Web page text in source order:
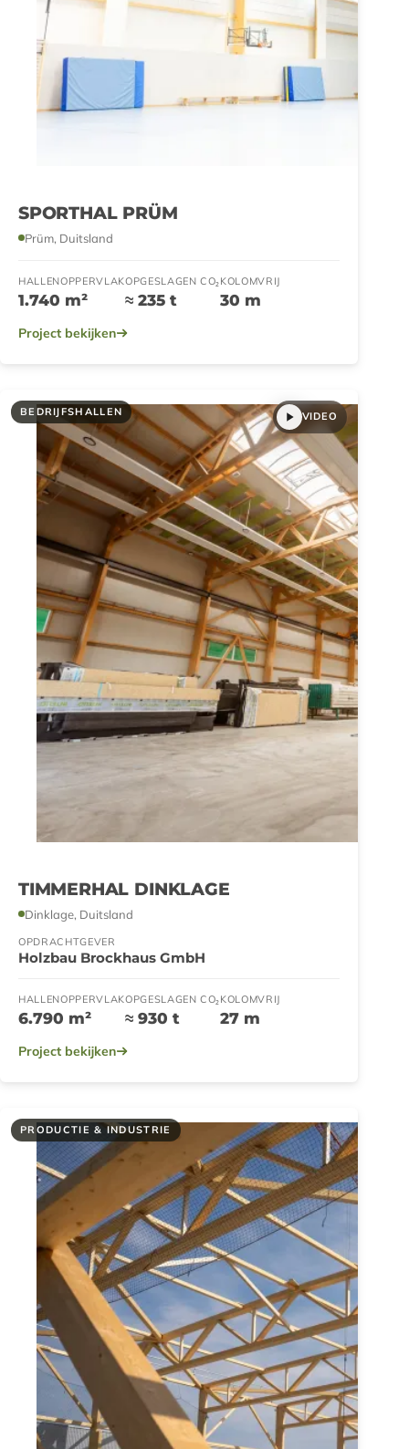
SPORTHAL PRÜM
Prüm, Duitsland
HALLENOPPERVLAK
1.740 m²
OPGESLAGEN CO₂
≈ 235 t
KOLOMVRIJ
30 m
Project bekijken
BEDRIJFSHALLEN VIDEO
TIMMERHAL DINKLAGE
Dinklage, Duitsland
OPDRACHTGEVER
Holzbau Brockhaus GmbH
HALLENOPPERVLAK
6.790 m²
OPGESLAGEN CO₂
≈ 930 t
KOLOMVRIJ
27 m
Project bekijken
PRODUCTIE & INDUSTRIE